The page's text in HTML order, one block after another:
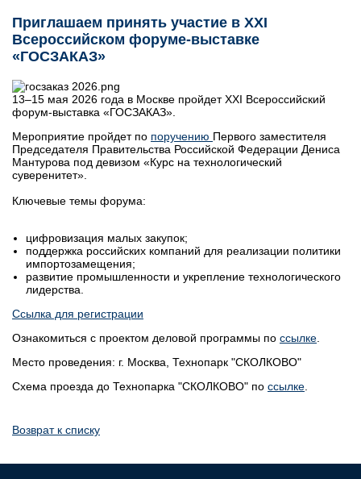
Приглашаем принять участие в XXI
Всероссийском форуме-выставке
«ГОСЗАКАЗ»
13–15 мая 2026 года в Москве пройдет XXI Всероссийский
форум-выставка «ГОСЗАКАЗ».
Мероприятие пройдет по поручению Первого заместителя
Председателя Правительства Российской Федерации Дениса
Мантурова под девизом «Курс на технологический
суверенитет».
Ключевые темы форума:
цифровизация малых закупок;
поддержка российских компаний для реализации политики
импортозамещения;
развитие промышленности и укрепление технологического
лидерства.
Ссылка для регистрации
Ознакомиться с проектом деловой программы по ссылке
Место проведения: г. Москва, Технопарк "СКОЛКОВО"
Схема проезда до Технопарка "СКОЛКОВО" по ссылке
Возврат к списку